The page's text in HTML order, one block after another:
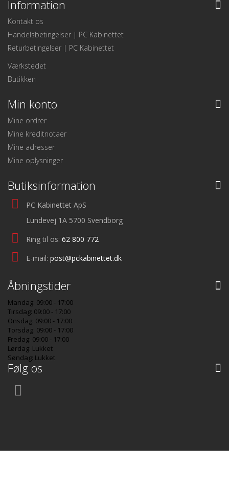
Information
Kontakt os
Handelsbetingelser | PC Kabinettet
Returbetingelser | PC Kabinettet
Værkstedet
Butikken
Min konto
Mine ordrer
Mine kreditnotaer
Mine adresser
Mine oplysninger
Butiksinformation
PC Kabinettet ApS
Lundevej 1A 5700 Svendborg
Ring til os: 62 800 772
E-mail: post@pckabinettet.dk
Åbningstider
Mandag: 09:00 - 17:00
Tirsdag: 09:00 - 17:00
Onsdag: 09:00 - 17:00
Torsdag: 09:00 - 17:00
Fredag: 09:00 - 17:00
Lørdag: Lukket
Søndag: Lukket
Følg os